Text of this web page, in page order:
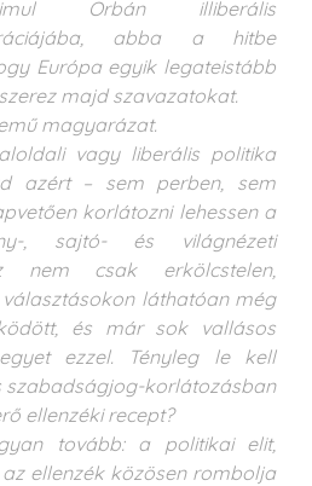
Orbán illiberális
abba a hitbe
Európa egyik legateistább
majd szavazatokat.
magyarázat.
vagy liberális politika
azért – sem perben, sem
korlátozni lehessen a
, sajtó- és világnézeti
nem csak erkölcstelen,
láthatóan még
és már sok vallásos
ezzel. Tényleg le kell
szabadságjog-korlátozásban
ellenzéki recept?
tovább: a politikai elit,
ellenzék közösen rombolja